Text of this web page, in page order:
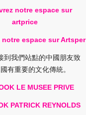
notre espace sur
artprice
notre espace sur Artsper
到我們站點的中國朋友致
有重要的文化傳統。
LE MUSEE PRIVE
PATRICK REYNOLDS